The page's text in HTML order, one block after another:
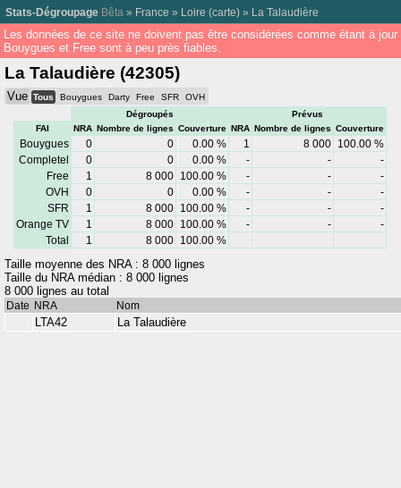
Stats-Dégroupage Bêta » France » Loire (carte) » La Talaudière
Les données de ce site ne doivent pas être considérées comme étant à
Bouygues et Free sont à peu près fiables.
La Talaudière (42305)
Vue Tous Bouygues Darty Free SFR
OVH
Dégroupés
Prévus
FAI
NRA Nombre de lignes Couverture NRA Nombre de lignes Couverture
Bouygues 0 0 0.00 % 1 8 000
100.00 %
Completel
0 0 0.00 % - -
-
Free
1 8 000 100.00 % - -
-
OVH
0 0 0.00 % - -
-
SFR
1 8 000 100.00 % - -
-
Orange TV
1 8 000 100.00 % - -
-
Total
1 8 000 100.00 %
Taille moyenne des NRA : 8 000 lignes
Taille du NRA médian : 8 000 lignes
8 000 lignes au total
Date NRA Nom
LTA42 La Talaudière